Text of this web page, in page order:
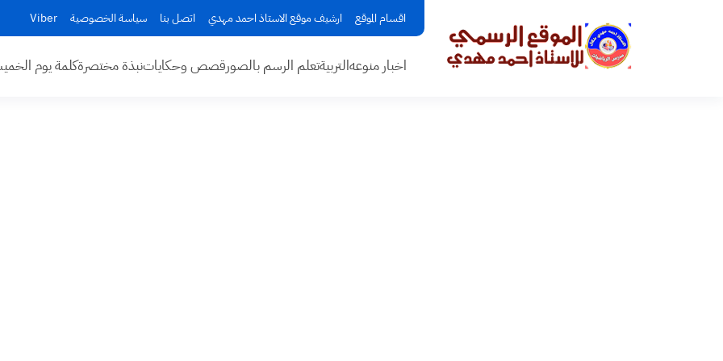
اقسام الموقع ارشيف موقع الاستاذ احمد مهدي اتصل بنا سياسة الخصوصية Viber
اخبار منوعهالتربيةتعلم الرسم بالصورقصص وحكاياتنبذة مختصرةكلمة يوم